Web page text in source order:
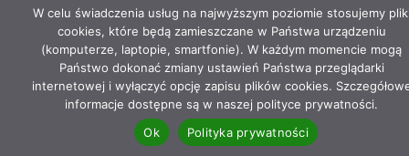
W celu świadczenia usług na najwyższym poziomie stosujemy
cookies, które będą zamieszczane w Państwa urządzeniu
(komputerze, laptopie, smartfonie). W każdym momencie mogą
Państwo dokonać zmiany ustawień Państwa przeglądarki
internetowej i wyłączyć opcję zapisu plików cookies.
informacje dostępne są w naszej polityce prywatności.
Ok
Polityka prywatności